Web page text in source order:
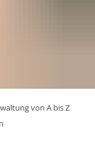
von A bis Z